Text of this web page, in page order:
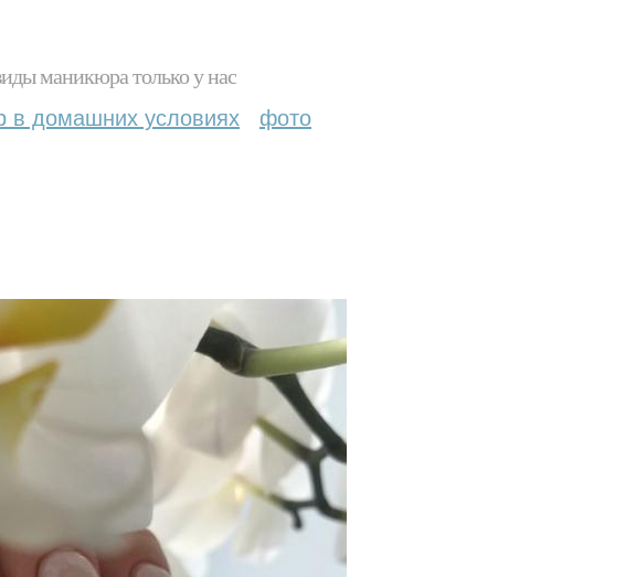
маникюра только у нас
в домашних условиях фото